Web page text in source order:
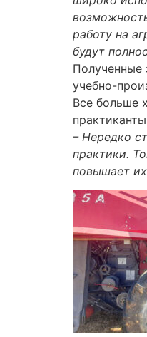
работу на
будут
Полученные
учебно-
Все больше
– Нередко
практики.
повышает